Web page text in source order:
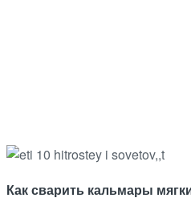
Как сварить кальмары